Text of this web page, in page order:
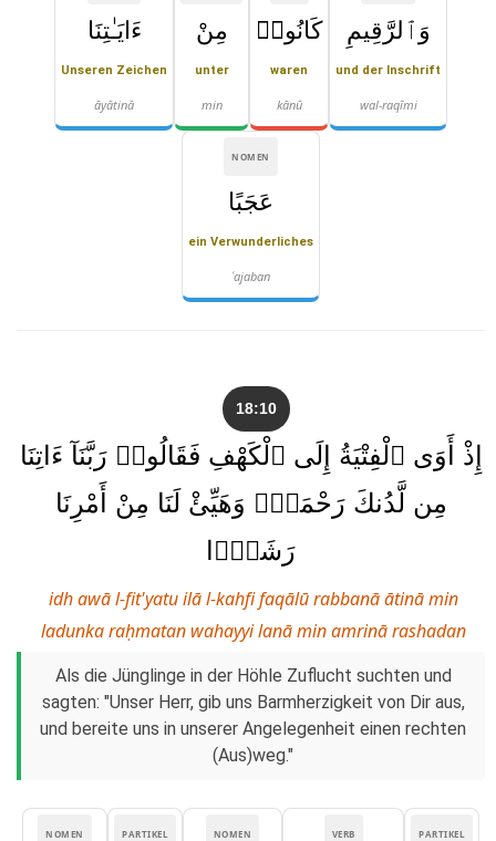
وَٱلرَّقِيمِ
und der Inschrift
wal-raqīmi
كَانُوا۟
waren
kānū
مِنْ
unter
min
ءَايَـٰتِنَا
Unseren Zeichen
āyātinā
NOMEN
عَجَبًا
ein Verwunderliches
ʿajaban
18:10
إِذْ أَوَى ٱلْفِتْيَةُ إِلَى ٱلْكَهْفِ فَقَالُوا۟ رَبَّنَآ ءَاتِنَا
مِن لَّدُنكَ رَحْمَةًۭ وَهَيِّئْ لَنَا مِنْ أَمْرِنَا
رَشَدًۭا
idh awā l-fit'yatu ilā l-kahfi faqālū rabbanā ātinā min
ladunka raḥmatan wahayyi lanā min amrinā rashadan
Als die Jünglinge in der Höhle Zuflucht suchten und
sagten: "Unser Herr, gib uns Barmherzigkeit von Dir aus,
und bereite uns in unserer Angelegenheit einen rechten
(Aus)weg."
PARTIKEL
VERB
NOMEN
PARTIKEL
NOMEN